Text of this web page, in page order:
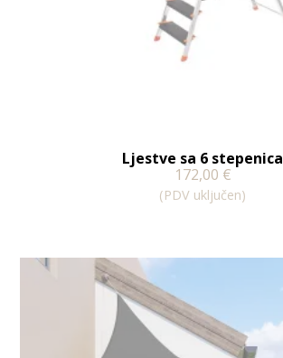
Ljestve sa 6 stepenica
172,00 €
(PDV uključen)